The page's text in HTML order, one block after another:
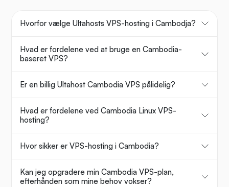
Hvorfor vælge Ultahosts VPS-hosting i Cambodja?
Hvad er fordelene ved at bruge en Cambodia-
baseret VPS?
Er en billig Ultahost Cambodia VPS pålidelig?
Hvad er fordelene ved Cambodia Linux VPS-
hosting?
Hvor sikker er VPS-hosting i Cambodia?
Kan jeg opgradere min Cambodia VPS-plan,
efterhånden som mine behov vokser?